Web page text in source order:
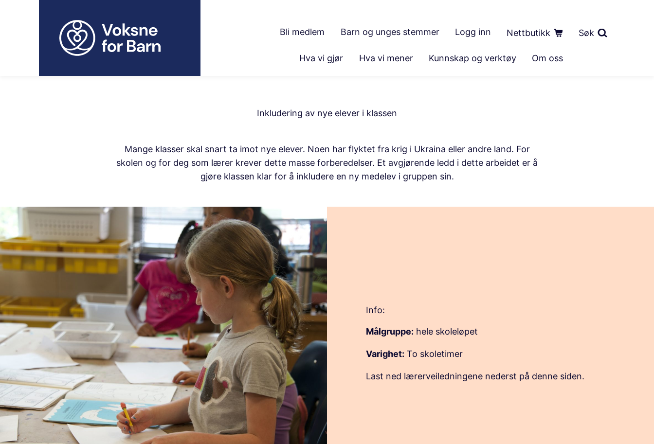
Bli medlem Barn og unges stemmer Logg inn Nettbutikk Søk
Hva vi gjør Hva vi mener Kunnskap og verktøy Om oss
Inkludering av nye elever i klassen
Mange klasser skal snart ta imot nye elever. Noen har flyktet fra krig i Ukraina eller andre land. For
skolen og for deg som lærer krever dette masse forberedelser. Et avgjørende ledd i dette arbeidet er å
gjøre klassen klar for å inkludere en ny medelev i gruppen sin.
Info:
Målgruppe: hele skoleløpet
Varighet: To skoletimer
Last ned lærerveiledningene nederst på denne siden.